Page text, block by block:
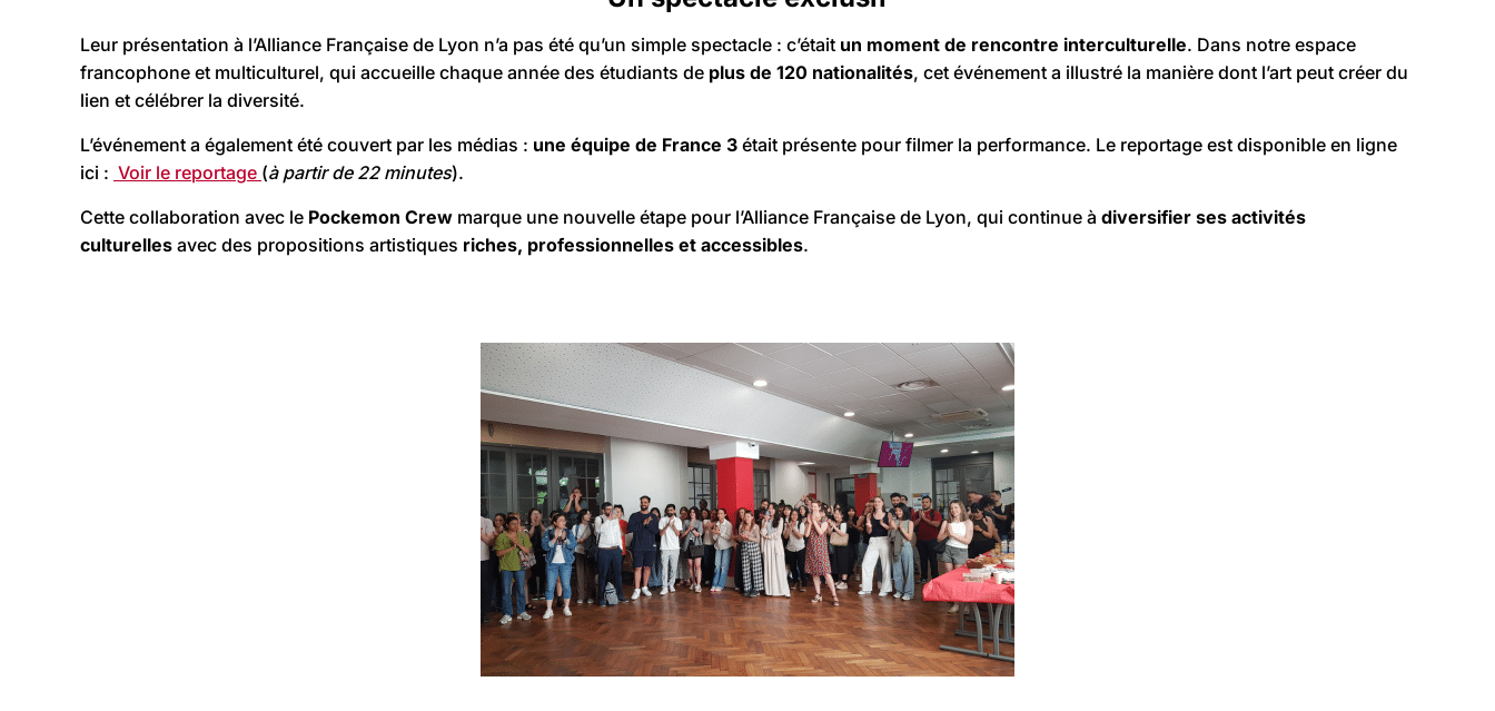
Leur présentation à l’Alliance Française de Lyon n’a pas été qu’un simple spectacle : c’était un moment de rencontre interculturelle. Dans notre espace
francophone et multiculturel, qui accueille chaque année des étudiants de plus de 120 nationalités, cet événement a illustré la manière dont l’art peut créer du
lien et célébrer la diversité.
L’événement a également été couvert par les médias : une équipe de France 3 était présente pour filmer la performance. Le reportage est disponible en ligne
ici : Voir le reportage (à partir de 22 minutes).
Cette collaboration avec le Pockemon Crew marque une nouvelle étape pour l’Alliance Française de Lyon, qui continue à diversifier ses activités
culturelles avec des propositions artistiques riches, professionnelles et accessibles.